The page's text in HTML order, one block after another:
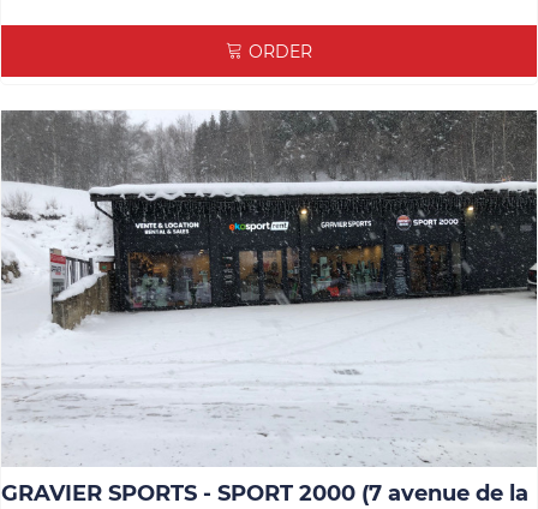
ORDER
GRAVIER SPORTS - SPORT 2000 (7 avenue de la